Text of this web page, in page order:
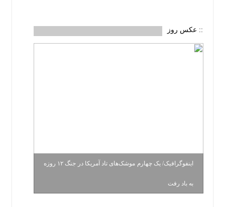
:: عکس روز
اینفوگرافیک/ یک چهارم موشک‌های تاد آمریکا در جنگ ۱۲ روزه
به باد رفت